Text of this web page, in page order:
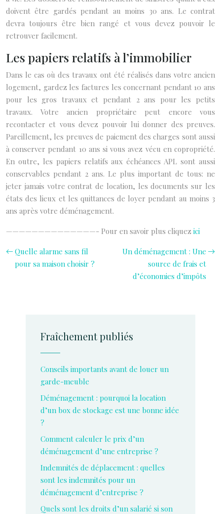
doivent être gardés pendant au moins 30 ans. Le contrat
devra toujours être bien rangé et vous devez pouvoir le
retrouver facilement.
Les papiers relatifs à l’immobilier
Dans le cas où des travaux ont été réalisés dans votre ancien
logement, gardez les factures les concernant pendant 10 ans
pour les gros travaux et pendant 2 ans pour les petits
travaux. Votre ancien propriétaire peut encore vous
recontacter et vous devez pouvoir lui donner des preuves.
Pareillement, les preuves de paiement des charges sont aussi
à conserver pendant 10 ans si vous avez vécu en copropriété.
En outre, les papiers relatifs aux échéances APL sont aussi
conservables pendant 2 ans. Le plus important de tous: ne
jeter jamais votre contrat de location, les documents sur les
états des lieux et les quittances de loyer pendant au moins 3
ans après votre déménagement.
——————————————- Pour en savoir plus cliquez ici
Quelle alarme sans fil
pour sa maison choisir ?
Un déménagement : Une
source de frais et
d’économies d’impôts
Fraîchement publiés
Conseils importants avant de louer un
garde-meuble
Déménagement : pourquoi la location
d’un box de stockage est une bonne idée
?
Comment calculer le prix d’un
déménagement d’une entreprise ?
Indemnités de déplacement : quelles
sont les indemnités pour un
déménagement d’entreprise ?
Quels sont les droits d’un salarié si son